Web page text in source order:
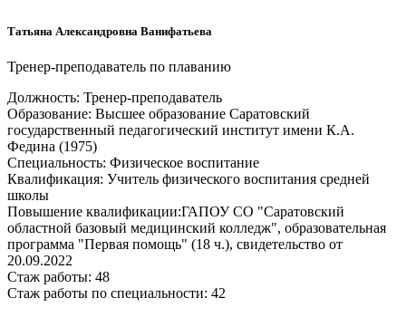
Татьяна Александровна Ванифатьева
Тренер-преподаватель по плаванию
Должность: Тренер-преподаватель
Образование: Высшее образование Саратовский
государственный педагогический институт имени К.А.
Федина (1975)
Специальность: Физическое воспитание
Квалификация: Учитель физического воспитания средней
школы
Повышение квалификации:ГАПОУ СО "Саратовский
областной базовый медицинский колледж", образовательная
программа "Первая помощь" (18 ч.), свидетельство от
20.09.2022
Стаж работы: 48
Стаж работы по специальности: 42